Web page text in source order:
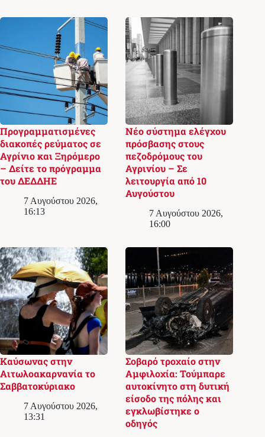
Προγραμματισμένες
διακοπές ρεύματος σε
Αγρίνιο και Ξηρόμερο
– Δείτε το πρόγραμμα
του ΔΕΔΔΗΕ
7 Αυγούστου 2026,
16:13
Νέο σύστημα ελέγχου
πρόσβασης στους
πεζοδρόμους του
Αγρινίου – Σε
λειτουργία από 10
Αυγούστου
7 Αυγούστου 2026,
16:00
Καύσωνας στην
Αιτωλοακαρνανία το
Σαββατοκύριακο
7 Αυγούστου 2026,
13:31
Σοβαρό τροχαίο στην
Αμφιλοχία: Τούμπαρε
αυτοκίνητο στη δυτική
είσοδο της πόλης και
εγκλωβίστηκε ο
οδηγός